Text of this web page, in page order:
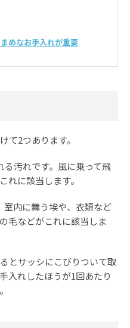
めなお手入れが重要
て2つあります。
る汚れです。風に乗って飛
れに該当します。
室内に舞う埃や、衣類など
毛などがこれに該当しま
とサッシにこびりついて取
入れしたほうが1回あたり